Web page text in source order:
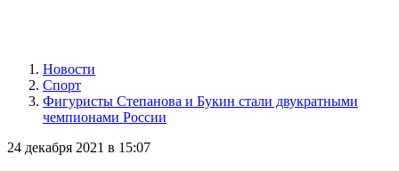
Новости
Спорт
Фигуристы Степанова и Букин стали двукратными
чемпионами России
24 декабря 2021 в 15:07